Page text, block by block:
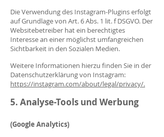
Die Verwendung des Instagram-Plugins erfolgt
auf Grundlage von Art. 6 Abs. 1 lit. f DSGVO. Der
Websitebetreiber hat ein berechtigtes
Interesse an einer möglichst umfangreichen
Sichtbarkeit in den Sozialen Medien.
Weitere Informationen hierzu finden Sie in der
Datenschutzerklärung von Instagram:
https://instagram.com/about/legal/privacy/.
5. Analyse-Tools und Werbung
(Google Analytics)